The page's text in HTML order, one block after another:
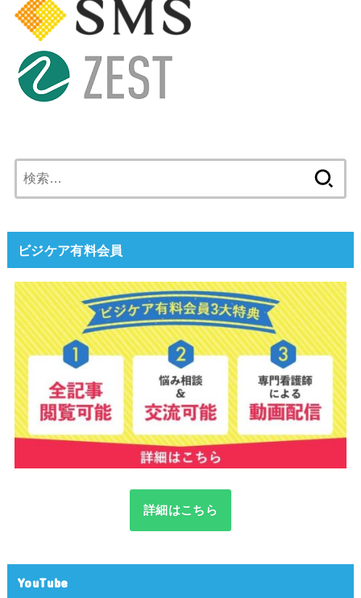
索:
ビジケア有料会員
詳細はこちら
YouTube